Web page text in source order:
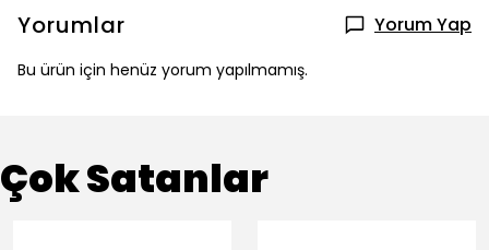
Yorumlar Yorum Yap
Bu ürün için henüz yorum yapılmamış.
Çok Satanlar